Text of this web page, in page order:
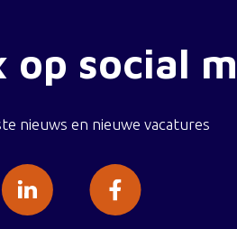
op social
nieuws en nieuwe vacatures